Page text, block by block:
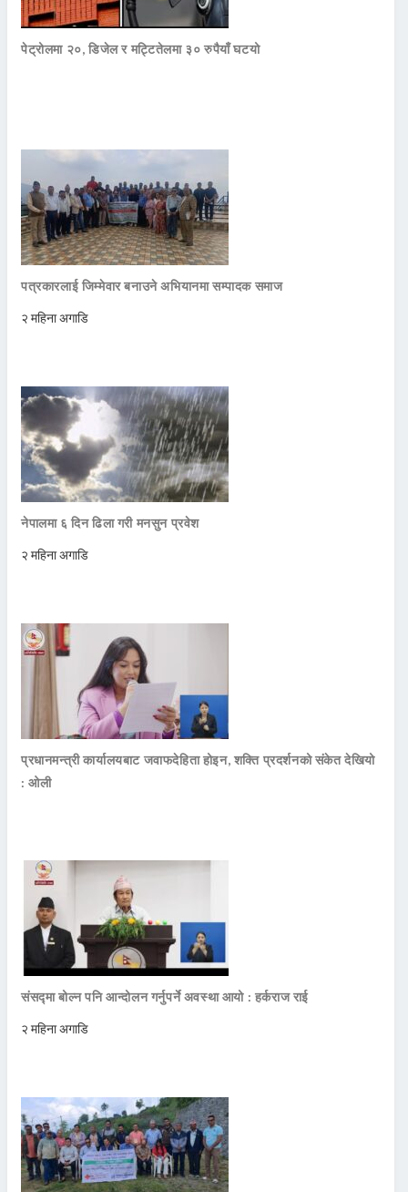
पेट्रोलमा २०, डिजेल र मट्टितेलमा ३० रुपैयाँ घटयो
पत्रकारलाई जिम्मेवार बनाउने अभियानमा सम्पादक समाज
२ महिना अगाडि
नेपालमा ६ दिन ढिला गरी मनसुन प्रवेश
२ महिना अगाडि
प्रधानमन्त्री कार्यालयबाट जवाफदेहिता होइन, शक्ति प्रदर्शनको संकेत देखियो
: ओली
संसद्मा बोल्न पनि आन्दोलन गर्नुपर्ने अवस्था आयो : हर्कराज राई
२ महिना अगाडि